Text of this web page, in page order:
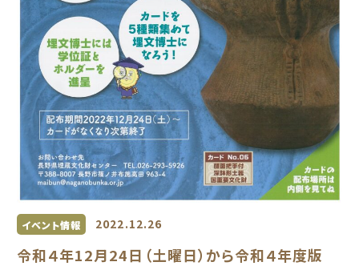
イベント情報 2022.12.26
令和４年12月24日（土曜日）から令和４年度版